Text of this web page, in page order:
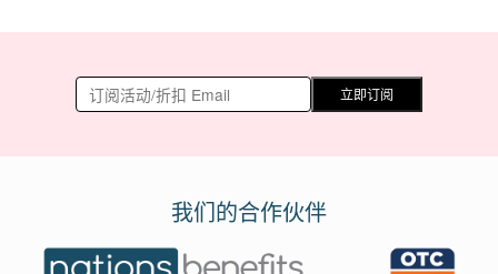
立即订阅
我们的合作伙伴